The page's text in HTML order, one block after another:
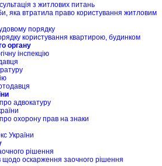
з житлових питань
яка втратила право користування житловим
порядку
користування квартирою, будинком
органу
інспекцію
адвокатуру
охорону прав на знаки
України
рішення
щодо оскарження заочного рішення